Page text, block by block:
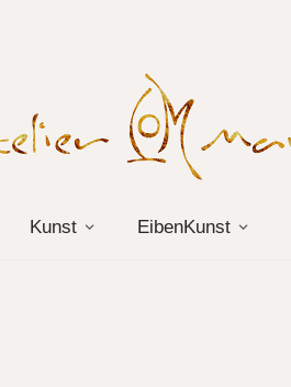
Kunst EibenKunst